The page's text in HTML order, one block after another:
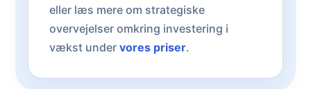
eller læs mere om strategiske
overvejelser omkring investering i
vækst under vores priser.